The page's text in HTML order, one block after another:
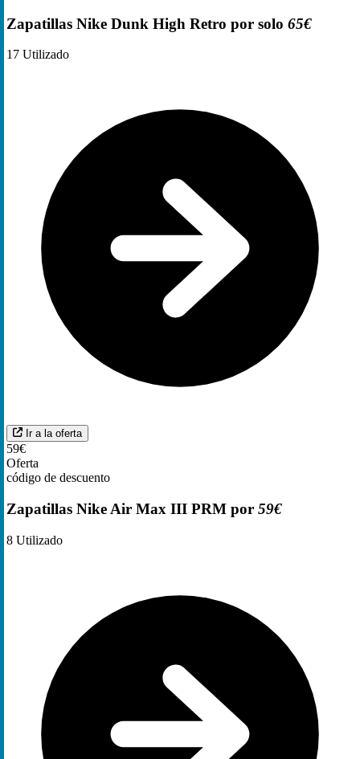
Zapatillas Nike Dunk High Retro por solo 65€
17 Utilizado
Ir a la oferta
59€
Oferta
código de descuento
Zapatillas Nike Air Max III PRM por 59€
8 Utilizado